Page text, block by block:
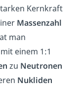
Kernkraft
Massenzahl
man
einem 1:1
zu Neutronen
Nukliden